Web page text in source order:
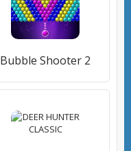
Bubble Shooter 2